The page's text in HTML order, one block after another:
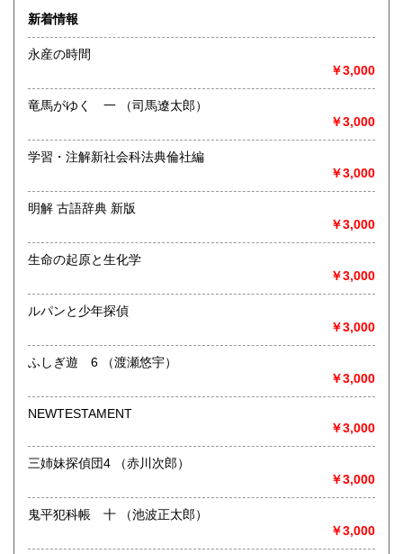
沿線名：-
最寄駅：-
営業時間：-
定休日：-
書籍の買取について
取り扱い分野
総記、哲学宗教、歴史、社会科学、自然科学、美術工芸、国
語国文、外国文学、古典籍、近代文献、趣味、外国書、サブ
カルチャー、古書一般（その他）
新着情報
永産の時間
￥3,000
竜馬がゆく 一 （司馬遼太郎）
￥3,000
学習・注解新社会科法典倫社編
￥3,000
明解 古語辞典 新版
￥3,000
生命の起原と生化学
￥3,000
ルパンと少年探偵
￥3,000
ふしぎ遊 6 （渡瀬悠宇）
￥3,000
NEWTESTAMENT
￥3,000
三姉妹探偵団4 （赤川次郎）
￥3,000
鬼平犯科帳 十 （池波正太郎）
￥3,000